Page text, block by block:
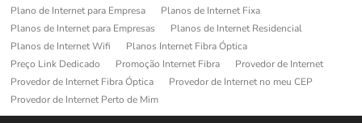
Plano de Internet para Empresa
Planos de Internet Fixa
Planos de Internet para Empresas
Planos de Internet Residencial
Planos de Internet Wifi
Planos Internet Fibra Óptica
Preço Link Dedicado
Promoção Internet Fibra
Provedor de Internet
Provedor de Internet Fibra Óptica
Provedor de Internet no meu CEP
Provedor de Internet Perto de Mim